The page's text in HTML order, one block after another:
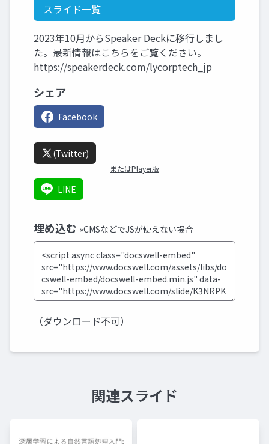
スライド一覧
2023年10月からSpeaker Deckに移行しまし
た。最新情報はこちらをご覧ください。
https://speakerdeck.com/lycorptech_jp
シェア
Facebook
(Twitter)
またはPlayer版
LINE
埋め込む »CMSなどでJSが使えない場合
（ダウンロード不可）
関連スライド